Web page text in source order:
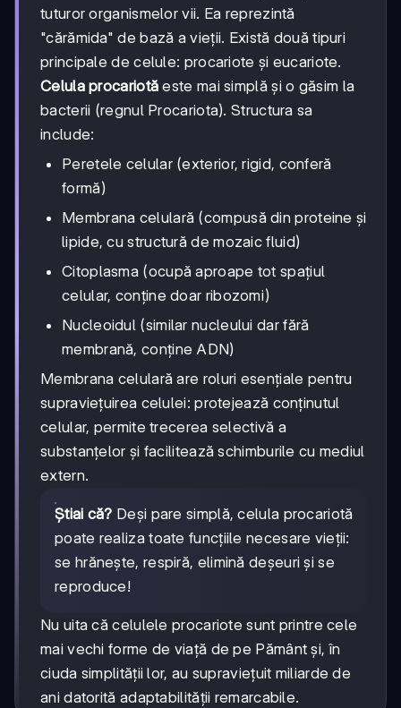
tuturor organismelor vii. Ea reprezintă
"cărămida" de bază a vieții. Există două tipuri
principale de celule: procariote și eucariote.
Celula procariotă este mai simplă și o găsim la
bacterii (regnul Procariota). Structura sa
include:
Peretele celular (exterior, rigid, conferă
formă)
Membrana celulară (compusă din proteine și
lipide, cu structură de mozaic fluid)
Citoplasma (ocupă aproape tot spațiul
celular, conține doar ribozomi)
Nucleoidul (similar nucleului dar fără
membrană, conține ADN)
Membrana celulară are roluri esențiale pentru
supraviețuirea celulei: protejează conținutul
celular, permite trecerea selectivă a
substanțelor și facilitează schimburile cu mediul
extern.
Știai că? Deși pare simplă, celula procariotă
poate realiza toate funcțiile necesare vieții:
se hrănește, respiră, elimină deșeuri și se
reproduce!
Nu uita că celulele procariote sunt printre cele
mai vechi forme de viață de pe Pământ și, în
ciuda simplității lor, au supraviețuit miliarde de
ani datorită adaptabilității remarcabile.